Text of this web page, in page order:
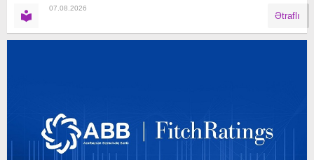
07.08.2026
Ətraflı